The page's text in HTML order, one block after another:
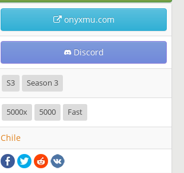
onyxmu.com
Discord
S3 Season 3
5000x 5000 Fast
Chile